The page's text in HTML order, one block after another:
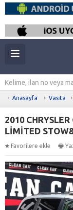
Anasayfa Vasıta
2010
LİMİTED
Favorilere ekle